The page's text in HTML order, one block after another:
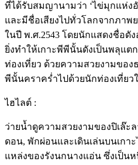
ที่ได้รับสมญานามว่า ‘ไข่มุกแห่ง
และมีชื่อเสียงไปทั่วโลกจากภาพ
ในปี พ.ศ.2543 โดยนักแสดงชื่อดั
ยิ่งทำให้เกาะพีพีนั้นดังเป็นพลุแต
ท่องเที่ยว ด้วยความสวยงามของ
พีนั้นคราคร่ำไปด้วยนักท่องเที่ยวใ
ไฮไลต์ :
ว่ายน้ำดูความสวยงามของปิเล๊
ดอน, พักผ่อนและเดินเล่นบนเกา
แหล่งของรังนกนางแอ่น ซึ่งเป็น